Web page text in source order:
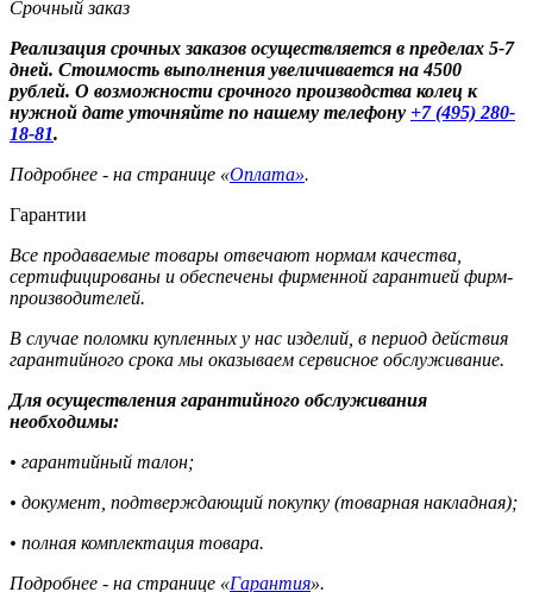
Срочный заказ
Реализация срочных заказов осуществляется в пределах 5-7
дней. Стоимость выполнения увеличивается на 4500
рублей. О возможности срочного производства колец к
нужной дате уточняйте по нашему телефону +7 (495) 280-
18-81.
Подробнее - на странице «Оплата».
Гарантии
Все продаваемые товары отвечают нормам качества,
сертифицированы и обеспечены фирменной гарантией фирм-
производителей.
В случае поломки купленных у нас изделий, в период действия
гарантийного срока мы оказываем сервисное обслуживание.
Для осуществления гарантийного обслуживания
необходимы:
• гарантийный талон;
• документ, подтверждающий покупку (товарная накладная);
• полная комплектация товара.
Подробнее - на странице «Гарантия».